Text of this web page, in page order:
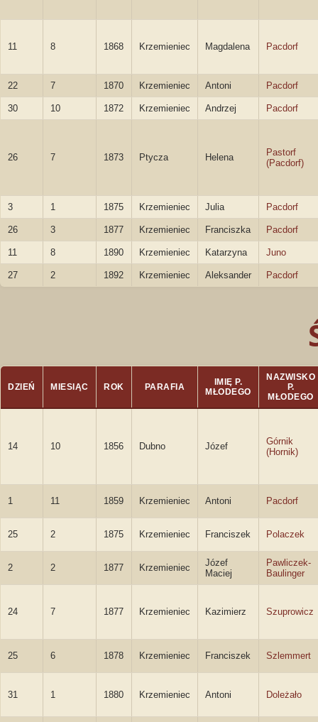
11 8 1868 Krzemieniec Magdalena Pacdorf
22 7 1870 Krzemieniec Antoni Pacdorf
30 10 1872 Krzemieniec Andrzej Pacdorf
26 7 1873 Ptycza Helena
Pastorf
(Pacdorf)
3 1 1875 Krzemieniec Julia Pacdorf
26 3 1877 Krzemieniec Franciszka Pacdorf
11 8 1890 Krzemieniec Katarzyna Juno
27 2 1892 Krzemieniec Aleksander Pacdorf
DZIEŃ MIESIĄC ROK PARAFIA
IMIĘ P.
MŁODEGO
NAZWISKO
P.
MŁODEGO
14 10 1856 Dubno Józef
Górnik
(Hornik)
1 11 1859 Krzemieniec Antoni Pacdorf
25 2 1875 Krzemieniec Franciszek Polaczek
2 2 1877 Krzemieniec
Józef
Maciej
Pawliczek-
Baulinger
24 7 1877 Krzemieniec Kazimierz Szuprowicz
25 6 1878 Krzemieniec Franciszek Szlemmert
31 1 1880 Krzemieniec Antoni Doleżało